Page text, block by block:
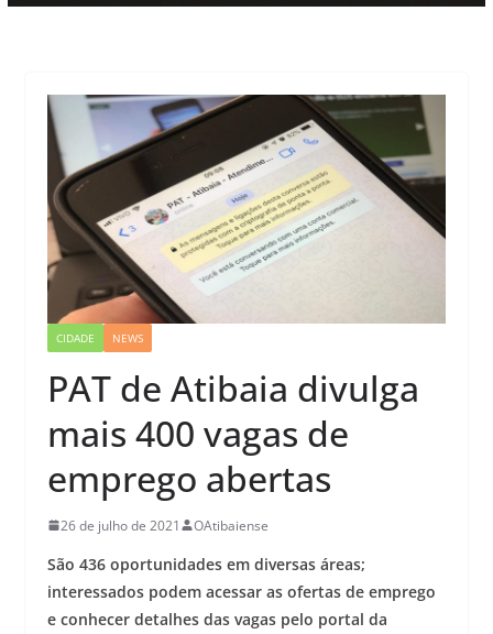
CIDADE NEWS
PAT de Atibaia divulga
mais 400 vagas de
emprego abertas
26 de julho de 2021 OAtibaiense
São 436 oportunidades em diversas áreas;
interessados podem acessar as ofertas de emprego
e conhecer detalhes das vagas pelo portal da